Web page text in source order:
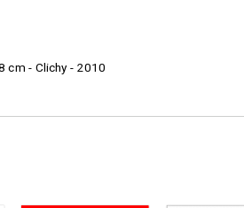
cm - Clichy - 2010